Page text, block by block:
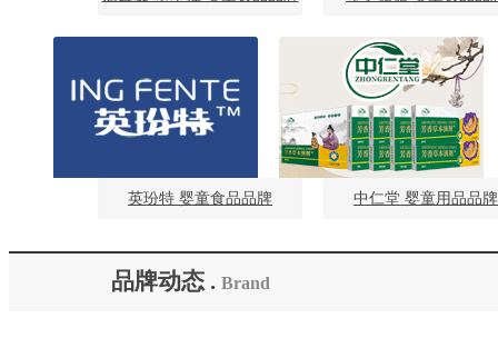
英玢特 婴童食品品牌 中仁堂 婴童用品品牌
品牌动态 . Brand